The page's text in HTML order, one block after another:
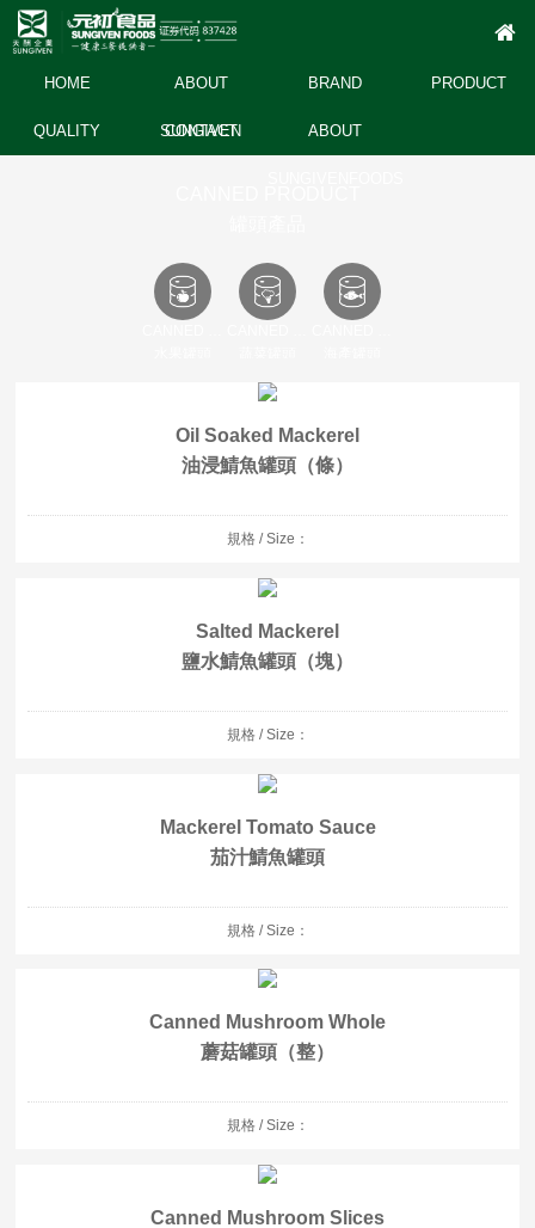
HOME ABOUT
SUNGIVEN
BRAND PRODUCT
QUALITY CONTACT ABOUT
Oil Soaked Mackerel
油浸鯖魚罐頭（條）
規格 / Size：
Salted Mackerel
鹽水鯖魚罐頭（塊）
規格 / Size：
Mackerel Tomato Sauce
茄汁鯖魚罐頭
規格 / Size：
Canned Mushroom Whole
蘑菇罐頭（整）
規格 / Size：
Canned Mushroom Slices